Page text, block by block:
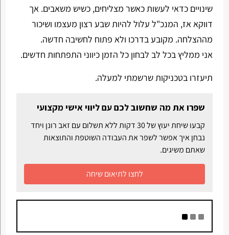
שינויים כדאי לעשות כאשר מצליחים, כשיש משאבים. אך
דווקא אז, המנכ"ל עלול להיות שבע רצון מעצמו ושיכור
מההצלחה. מקובע בדרכו ולא פתוח לחשיבה חדשה.
אני ממליץ בכל לב לבחון כל הזמן כיווני התפתחות חדשים.
תיעזרו בטכניקות שרשמתי למעלה.
שפרו את מה שחשוב לכם עם ליווי אישי מקצועי
קבעו שיחת יעוץ של 30 דקות ללא תשלום עם זאב רונן ויחד
נבחן איך אפשר לשפר את העבודה השוטפת והתוצאות
שאתם משיגים.
לחצו לתיאום שיחה